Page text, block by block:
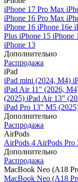
iPhone 17 Pro Max
iPhone 16 Pro Max
iPhone 16 iPhone 16e
Plus iPhone 15 iPhone
iPhone 13
Дополнительно
Распродажа
iPad
iPad mini (2024, M4)
iPad Air 11" (2026,
(2025) iPad Air 13"
iPad Pro 13" M5
Дополнительно
Распродажа
AirPods
AirPods 4 AirPods Pro
Дополнительно
Распродажа
MacBook Neo (A18
MacBook Neo (A18